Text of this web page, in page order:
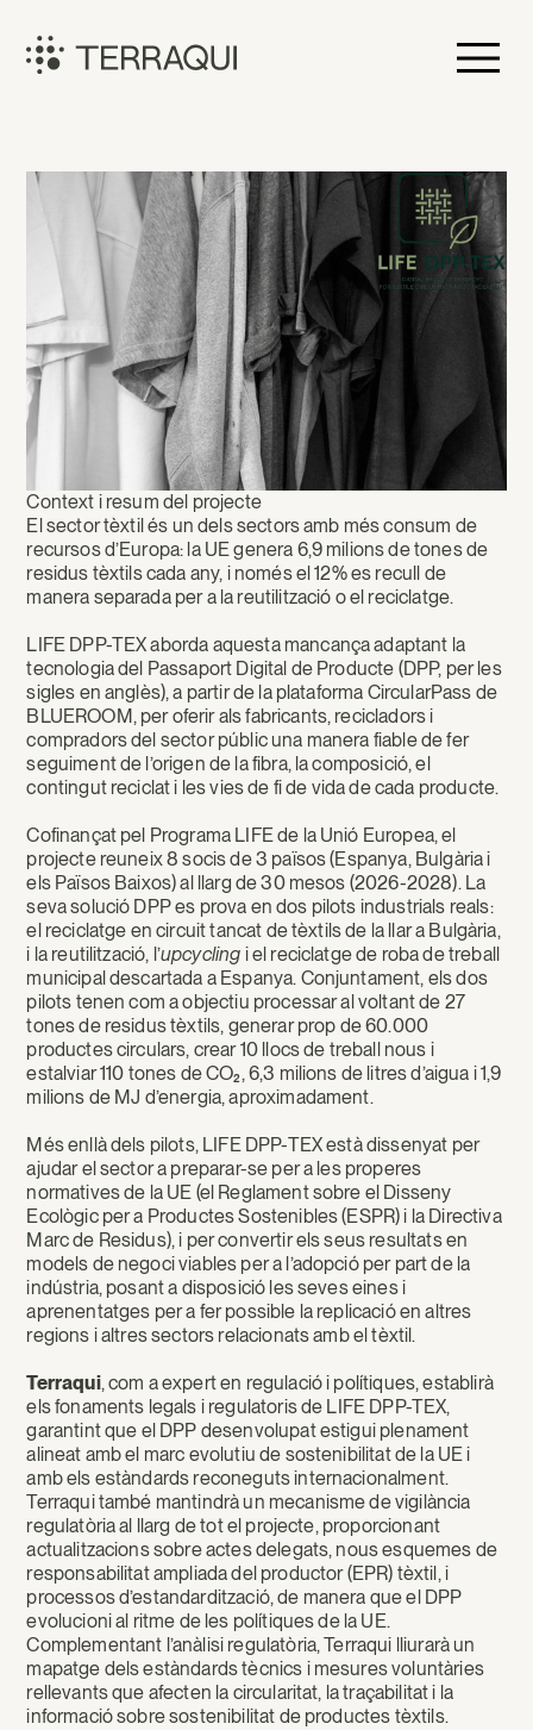
contingut
LIFE
DPP-
TEX:
Passaport
digital
de
producte
per
al
sector
tèxtil
Context i resum del projecte
El sector tèxtil és un dels sectors amb més consum de
recursos d’Europa: la UE genera 6,9 milions de tones de
residus tèxtils cada any, i només el 12% es recull de
manera separada per a la reutilització o el reciclatge.
LIFE DPP-TEX aborda aquesta mancança adaptant la
tecnologia del Passaport Digital de Producte (DPP, per les
sigles en anglès), a partir de la plataforma CircularPass de
BLUEROOM, per oferir als fabricants, recicladors i
compradors del sector públic una manera fiable de fer
seguiment de l’origen de la fibra, la composició, el
contingut reciclat i les vies de fi de vida de cada producte.
Cofinançat pel Programa LIFE de la Unió Europea, el
projecte reuneix 8 socis de 3 països (Espanya, Bulgària i
els Països Baixos) al llarg de 30 mesos (2026-2028). La
seva solució DPP es prova en dos pilots industrials reals:
el reciclatge en circuit tancat de tèxtils de la llar a Bulgària,
i la reutilització, l’upcycling i el reciclatge de roba de treball
municipal descartada a Espanya. Conjuntament, els dos
pilots tenen com a objectiu processar al voltant de 27
tones de residus tèxtils, generar prop de 60.000
productes circulars, crear 10 llocs de treball nous i
estalviar 110 tones de CO₂, 6,3 milions de litres d’aigua i 1,9
milions de MJ d’energia, aproximadament.
Més enllà dels pilots, LIFE DPP-TEX està dissenyat per
ajudar el sector a preparar-se per a les properes
normatives de la UE (el Reglament sobre el Disseny
Ecològic per a Productes Sostenibles (ESPR) i la Directiva
Marc de Residus), i per convertir els seus resultats en
models de negoci viables per a l’adopció per part de la
indústria, posant a disposició les seves eines i
aprenentatges per a fer possible la replicació en altres
regions i altres sectors relacionats amb el tèxtil.
Terraqui, com a expert en regulació i polítiques, establirà
els fonaments legals i regulatoris de LIFE DPP-TEX,
garantint que el DPP desenvolupat estigui plenament
alineat amb el marc evolutiu de sostenibilitat de la UE i
amb els estàndards reconeguts internacionalment.
Terraqui també mantindrà un mecanisme de vigilància
regulatòria al llarg de tot el projecte, proporcionant
actualitzacions sobre actes delegats, nous esquemes de
responsabilitat ampliada del productor (EPR) tèxtil, i
processos d’estandardització, de manera que el DPP
evolucioni al ritme de les polítiques de la UE.
Complementant l’anàlisi regulatòria, Terraqui lliurarà un
mapatge dels estàndards tècnics i mesures voluntàries
rellevants que afecten la circularitat, la traçabilitat i la
informació sobre sostenibilitat de productes tèxtils.